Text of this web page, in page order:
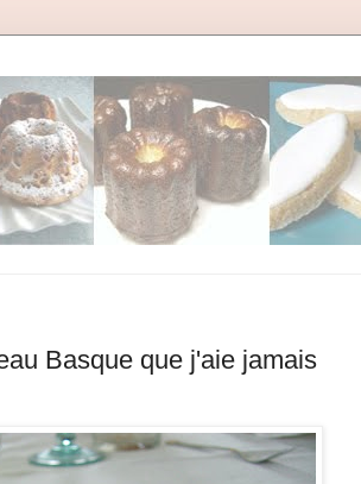
Basque que j'aie jamais